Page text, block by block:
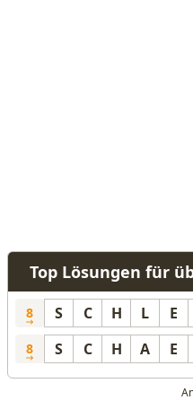
Top Lösungen für
8 S C H L E
8 S C H A E